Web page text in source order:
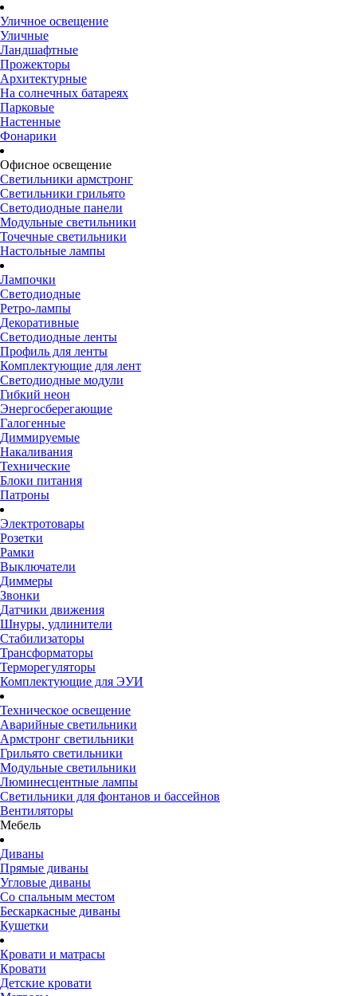
Уличное освещение
Уличные
Ландшафтные
Прожекторы
Архитектурные
На солнечных батареях
Парковые
Настенные
Фонарики
Офисное освещение
Светильники армстронг
Светильники грильято
Светодиодные панели
Модульные светильники
Точечные светильники
Настольные лампы
Лампочки
Светодиодные
Ретро-лампы
Декоративные
Светодиодные ленты
Профиль для ленты
Комплектующие для лент
Светодиодные модули
Гибкий неон
Энергосберегающие
Галогенные
Диммируемые
Накаливания
Технические
Блоки питания
Патроны
Электротовары
Розетки
Рамки
Выключатели
Диммеры
Звонки
Датчики движения
Шнуры, удлинители
Стабилизаторы
Трансформаторы
Терморегуляторы
Комплектующие для ЭУИ
Техническое освещение
Аварийные светильники
Армстронг светильники
Грильято светильники
Модульные светильники
Люминесцентные лампы
Светильники для фонтанов и бассейнов
Вентиляторы
Мебель
Диваны
Прямые диваны
Угловые диваны
Со спальным местом
Бескаркасные диваны
Кушетки
Кровати и матрасы
Кровати
Детские кровати